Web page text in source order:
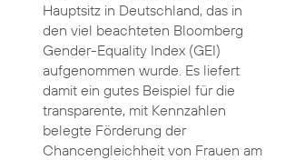
Hauptsitz in Deutschland, das in
den viel beachteten Bloomberg
Gender-Equality Index (GEI)
aufgenommen wurde. Es liefert
damit ein gutes Beispiel für die
transparente, mit Kennzahlen
belegte Förderung der
Chancengleichheit von Frauen am